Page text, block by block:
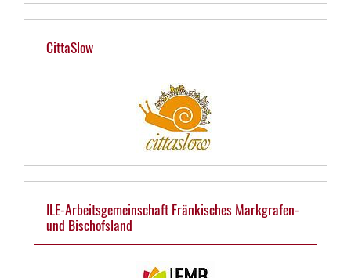
CittaSlow
ILE-Arbeitsgemeinschaft Fränkisches Markgrafen-
und Bischofsland